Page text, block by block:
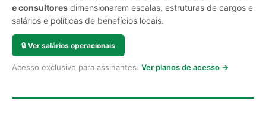
e consultores dimensionarem escalas, estruturas de cargos e
salários e políticas de benefícios locais.
🔒 Ver salários operacionais
Acesso exclusivo para assinantes. Ver planos de acesso →